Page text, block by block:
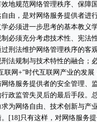
地规范网络管理秩序、保障
由，是对网络服务提供者进
必须进一步思考的基本教义学
须充分考虑技术性、宪法
刑法维护网络管理秩序的客
法规制与技术特性的融合；
联网+”时代互联网产业的发
络服务提供者的安全管理、
政监管失灵后的最后手段。
为网络自由、技术创新与产
[18]只有这样，对网络服务